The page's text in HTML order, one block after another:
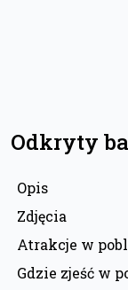
Odkryty
Opis
Zdjęcia
Atrakcje w
Gdzie zjeść w